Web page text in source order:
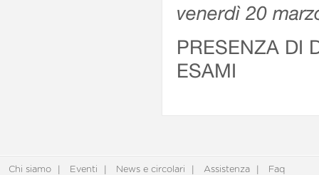
venerdì 20
PRESENZA DI
ESAMI
Chi siamo Eventi News e circolari Assistenza Faq